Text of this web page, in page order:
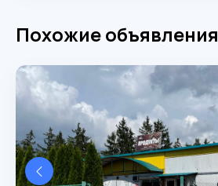
Похожие объявления